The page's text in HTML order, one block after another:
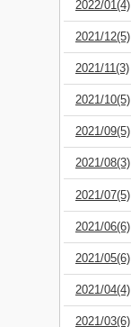
2022/01(4)
2021/12(5)
2021/11(3)
2021/10(5)
2021/09(5)
2021/08(3)
2021/07(5)
2021/06(6)
2021/05(6)
2021/04(4)
2021/03(6)